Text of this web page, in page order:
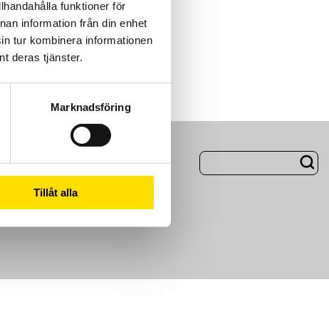
funktioner för
information från din enhet
tur kombinera informationen
deras tjänster.
Marknadsföring
Tillåt alla